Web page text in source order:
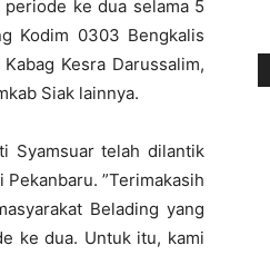
ke dua selama 5
Kodim 0303 Bengkalis
Kesra Darussalim,
Siak lainnya.
Syamsuar telah dilantik
”Terimakasih
Belading yang
ke dua. Untuk itu, kami